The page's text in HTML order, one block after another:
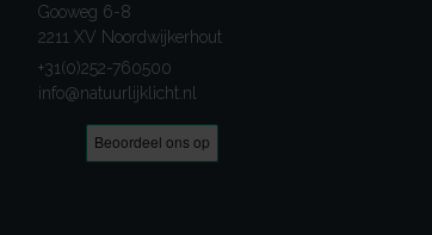
Gooweg 6-8
2211 XV Noordwijkerhout
+31(0)252-760500
info@natuurlijklicht.nl